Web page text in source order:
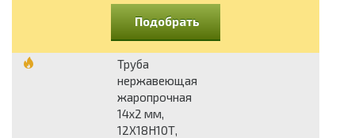
Подобрать
Труба
нержавеющая
жаропрочная
14x2 мм,
12Х18Н10Т,